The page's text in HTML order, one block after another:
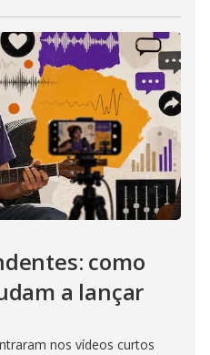
como
a lançar
nos vídeos curtos